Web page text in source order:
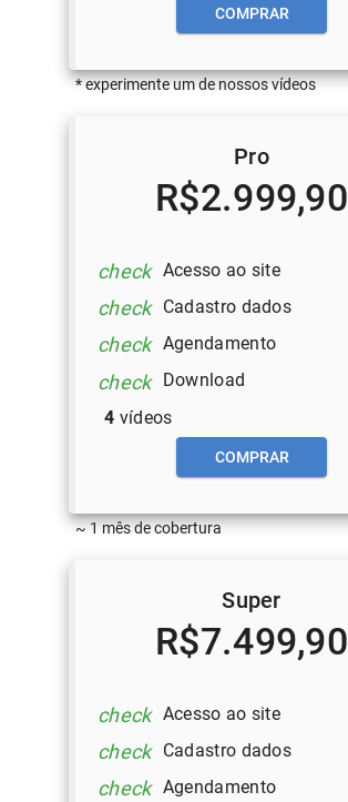
COMPRAR
* experimente um de nossos vídeos
Pro
R$2.999,90
check Acesso ao site
check Cadastro dados
check Agendamento
check
Download
4 vídeos
COMPRAR
~ 1 mês de cobertura
Super
R$7.499,90
check Acesso ao site
check Cadastro dados
check Agendamento